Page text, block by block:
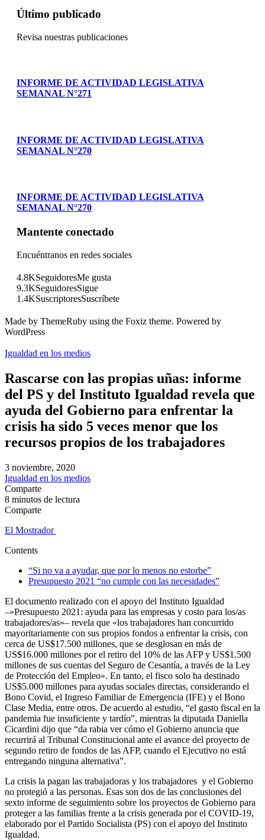
Último publicado
Revisa nuestras publicaciones
INFORME DE ACTIVIDAD LEGISLATIVA
SEMANAL N°271
INFORME DE ACTIVIDAD LEGISLATIVA
SEMANAL N°270
INFORME DE ACTIVIDAD LEGISLATIVA
SEMANAL N°270
Mantente conectado
Encuéntranos en redes sociales
4.8KSeguidoresMe gusta
9.3KSeguidoresSigue
1.4KSuscriptoresSuscríbete
Made by ThemeRuby using the Foxiz theme. Powered by
WordPress
Igualdad en los medios
Rascarse con las propias uñas: informe
del PS y del Instituto Igualdad revela que
ayuda del Gobierno para enfrentar la
crisis ha sido 5 veces menor que los
recursos propios de los trabajadores
3 noviembre, 2020
Igualdad en los medios
Comparte
8 minutos de lectura
Comparte
El Mostrador
Contents
“Si no va a ayudar, que por lo menos no estorbe”
Presupuesto 2021 “no cumple con las necesidades”
El documento realizado con el apoyo del Instituto Igualdad
–»Presupuesto 2021: ayuda para las empresas y costo para los/as
trabajadores/as»– revela que «los trabajadores han concurrido
mayoritariamente con sus propios fondos a enfrentar la crisis, con
cerca de US$17.500 millones, que se desglosan en más de
US$16.000 millones por el retiro del 10% de las AFP y US$1.500
millones de sus cuentas del Seguro de Cesantía, a través de la Ley
de Protección del Empleo». En tanto, el fisco solo ha destinado
US$5.000 millones para ayudas sociales directas, considerando el
Bono Covid, el Ingreso Familiar de Emergencia (IFE) y el Bono
Clase Media, entre otros. De acuerdo al estudio, “el gasto fiscal en la
pandemia fue insuficiente y tardío”, mientras la diputada Daniella
Cicardini dijo que “da rabia ver cómo el Gobierno anuncia que
recurrirá al Tribunal Constitucional ante el avance del proyecto de
segundo retiro de fondos de las AFP, cuando el Ejecutivo no está
entregando ninguna alternativa”.
La crisis la pagan las trabajadoras y los trabajadores y el Gobierno
no protegió a las personas. Esas son dos de las conclusiones del
sexto informe de seguimiento sobre los proyectos de Gobierno para
proteger a las familias frente a la crisis generada por el COVID-19,
elaborado por el Partido Socialista (PS) con el apoyo del Instituto
Igualdad.